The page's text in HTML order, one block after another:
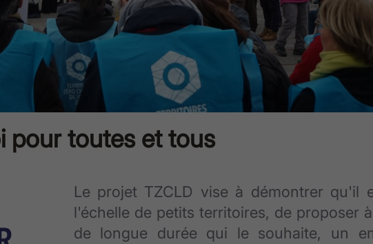
pour toutes et tous
Le projet TZCLD vise à démontrer qu'il
l'échelle de petits territoires, de proposer
de longue durée qui le souhaite, un